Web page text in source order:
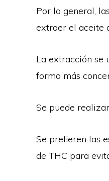
Por lo general,
extraer el aceite
La extracción se
forma más
Se puede
Se prefieren las
de THC para